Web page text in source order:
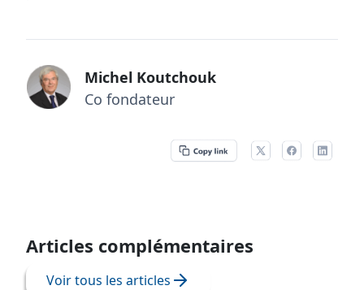
Michel Koutchouk
Co fondateur
Articles complémentaires
Voir tous les articles